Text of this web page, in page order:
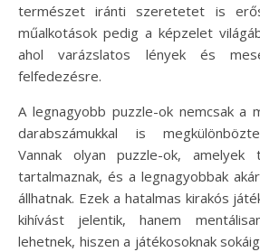
természet iránti szeretetet is
műalkotások pedig a képzelet
ahol varázslatos lények és
felfedezésre.
A legnagyobb puzzle-ok nemcsak a
darabszámukkal is
Vannak olyan puzzle-ok,
tartalmaznak, és a legnagyobbak
állhatnak. Ezek a hatalmas kirakós
kihívást jelentik, hanem
lehetnek, hiszen a játékosoknak